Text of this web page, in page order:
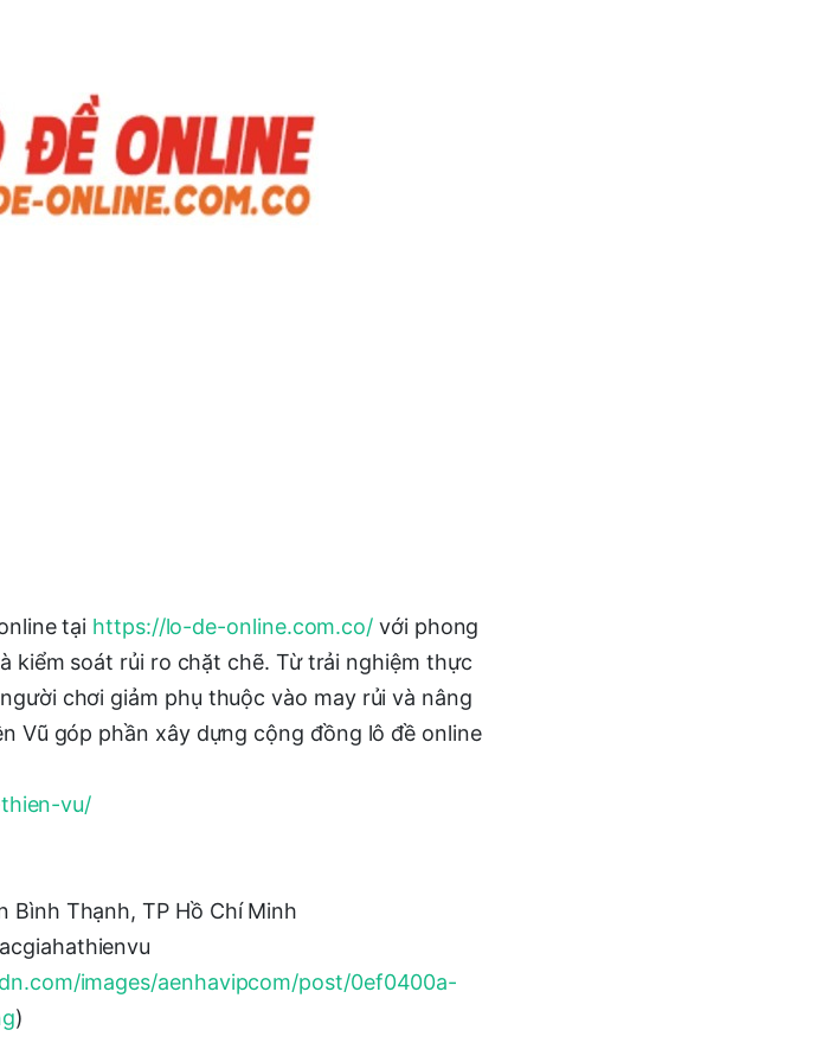
tại https://lo-de-online.com.co/ với phong
kiểm soát rủi ro chặt chẽ. Từ trải nghiệm thực
chơi giảm phụ thuộc vào may rủi và nâng
Vũ góp phần xây dựng cộng đồng lô đề online
vu/
Bình Thạnh, TP Hồ Chí Minh
images/aenhavipcom/post/0ef0400a-
)